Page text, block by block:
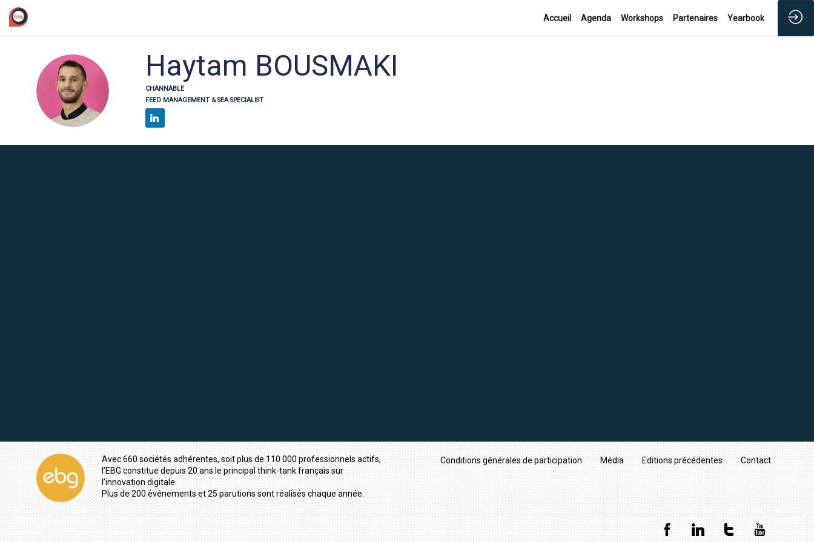
Accueil Agenda Workshops Partenaires Yearbook
HB
Haytam BOUSMAKI
CHANNABLE
FEED MANAGEMENT & SEA SPECIALIST
Avec 660 sociétés adhérentes, soit plus de 110 000 professionnels actifs,
l’EBG constitue depuis 20 ans le principal think-tank français sur
l’innovation digitale.
Plus de 200 événements et 25 parutions sont réalisés chaque année.
Conditions générales de participation Média Editions précédentes Contact